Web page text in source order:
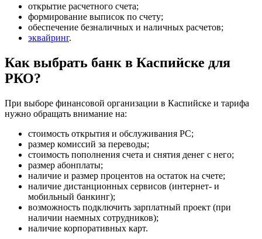
открытие расчетного счета;
формирование выписок по счету;
обеспечение безналичных и наличных расчетов;
эквайринг.
Как выбрать банк в Каспийске для
РКО?
При выборе финансовой организации в Каспийске и тарифа
нужно обращать внимание на:
стоимость открытия и обслуживания РС;
размер комиссий за переводы;
стоимость пополнения счета и снятия денег с него;
размер абонплаты;
наличие и размер процентов на остаток на счете;
наличие дистанционных сервисов (интернет- и
мобильный банкинг);
возможность подключить зарплатный проект (при
наличии наемных сотрудников);
наличие корпоративных карт.